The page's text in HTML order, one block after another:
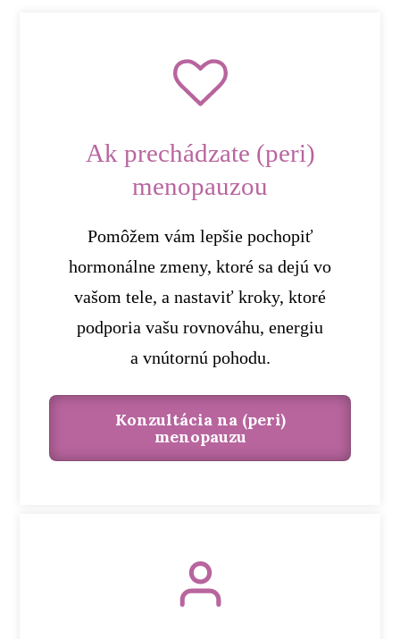
Ak prechádzate (peri)
menopauzou
Pomôžem vám lepšie pochopiť
hormonálne zmeny, ktoré sa dejú vo
vašom tele, a nastaviť kroky, ktoré
podporia vašu rovnováhu, energiu
a vnútornú pohodu.
Konzultácia na (peri)
menopauzu